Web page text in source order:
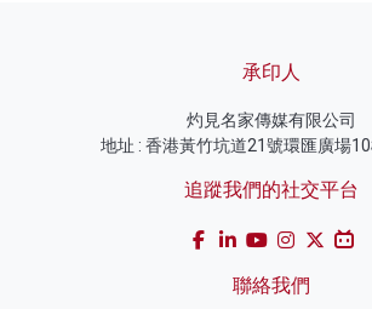
承印人
灼見名家傳媒有限公司
地址 : 香港黃竹坑道21號環匯廣場
追蹤我們的社交平台
聯絡我們